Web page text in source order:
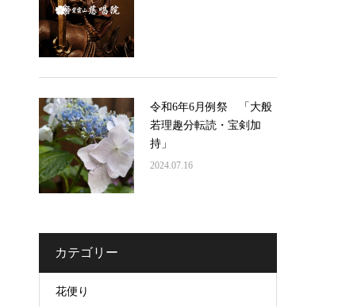
令和6年6月例祭 「大般
若理趣分転読・宝剣加
持」
2024.07.16
カテゴリー
花便り